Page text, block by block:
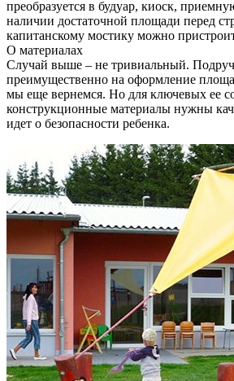
преобразуется в будуар, киоск,
наличии достаточной площади перед
капитанскому мостику можно
О материалах
Случай выше – не тривиальный.
преимущественно на оформление
мы еще вернемся. Но для ключевых ее
конструкционные материалы нужны
идет о безопасности ребенка.